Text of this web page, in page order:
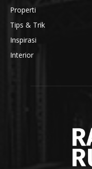
Properti
Tips & Trik
Inspirasi
Interior